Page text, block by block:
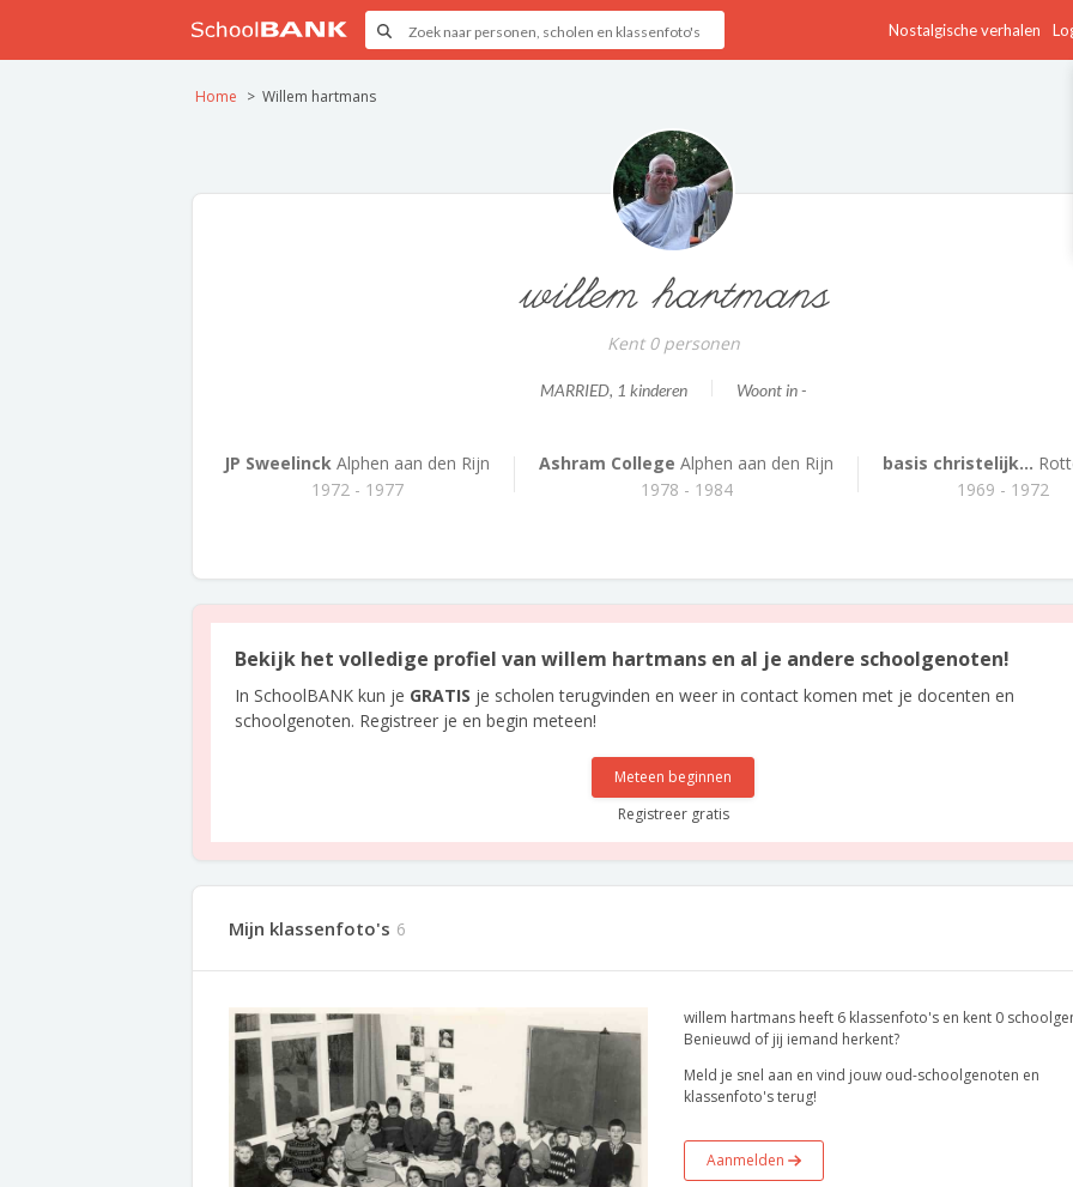
Nostalgische verhalen
Home Willem hartmans
willem hartmans
Kent 0 personen
MARRIED, 1 kinderen Woont in -
JP Sweelinck Alphen aan den Rijn
1972 - 1977
Ashram College Alphen aan den Rijn
1978 - 1984
basis christelijk...
1969 - 1972
Bekijk het volledige profiel van willem hartmans en al je andere schoolgenoten!
In SchoolBANK kun je GRATIS je scholen terugvinden en weer in contact komen met je docenten en
schoolgenoten. Registreer je en begin meteen!
Meteen beginnen
Registreer gratis
Mijn klassenfoto's 6
willem hartmans heeft 6 klassenfoto's en kent 0
Benieuwd of jij iemand herkent?
Meld je snel aan en vind jouw oud-schoolgenoten en
klassenfoto's terug!
Aanmelden